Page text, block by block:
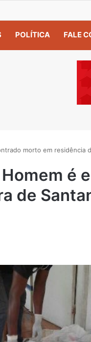
POLÍTICA FALE
morto em residência
Homem
de